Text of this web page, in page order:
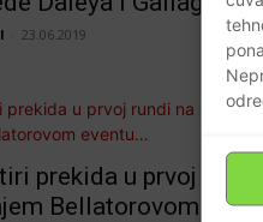
23.06.2019 0
prekida u prvoj rundi
Bellatorovom